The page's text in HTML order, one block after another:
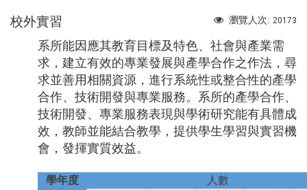
瀏覽人次: 20173
校外實習
系所能因應其教育目標及特色、社會與產業需
求，建立有效的專業發展與產學合作之作法，尋
求並善用相關資源，進行系統性或整合性的產學
合作、技術開發與專業服務。系所的產學合作、
技術開發、專業服務表現與學術研究能有具體成
效，教師並能結合教學，提供學生學習與實習機
會，發揮實質效益。
學年度
人數